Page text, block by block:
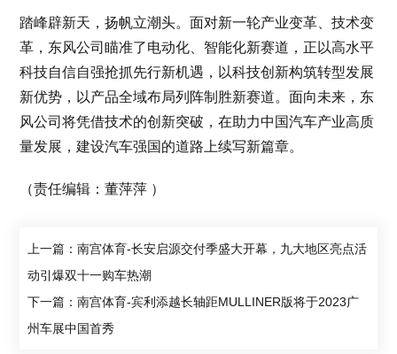
踏峰辟新天，扬帆立潮头。面对新一轮产业变革、技术变
革，东风公司瞄准了电动化、智能化新赛道，正以高水平
科技自信自强抢抓先行新机遇，以科技创新构筑转型发展
新优势，以产品全域布局列阵制胜新赛道。面向未来，东
风公司将凭借技术的创新突破，在助力中国汽车产业高质
量发展，建设汽车强国的道路上续写新篇章。
（责任编辑：董萍萍 ）
上一篇：南宫体育-长安启源交付季盛大开幕，九大地区亮点活
动引爆双十一购车热潮
下一篇：南宫体育-宾利添越长轴距MULLINER版将于2023广
州车展中国首秀